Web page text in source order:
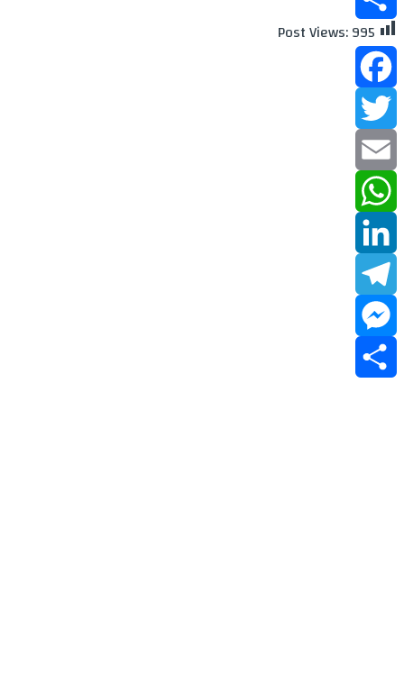
Share
Post Views:995
Facebook
Twitter
Email
WhatsApp
LinkedIn
Telegram
Messenger